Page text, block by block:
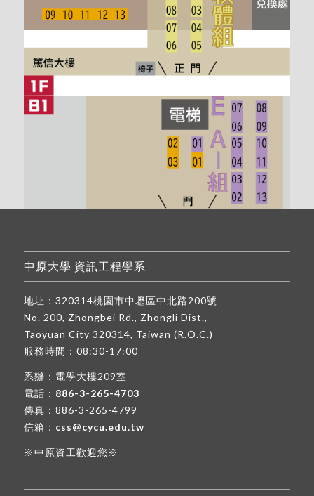
中原大學 資訊工程學系
地址：320314桃園市中壢區中北路200號
No. 200, Zhongbei Rd., Zhongli Dist.,
Taoyuan City 320314, Taiwan (R.O.C.)
服務時間：08:30-17:00
系辦：電學大樓209室
電話： 886-3-265-4703
傳真：886-3-265-4799
信箱： css@cycu.edu.tw
※中原資工歡迎您※